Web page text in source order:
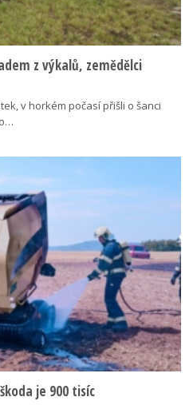
z výkalů, zemědělci
v horkém počasí přišli o šanci
je 900 tisíc